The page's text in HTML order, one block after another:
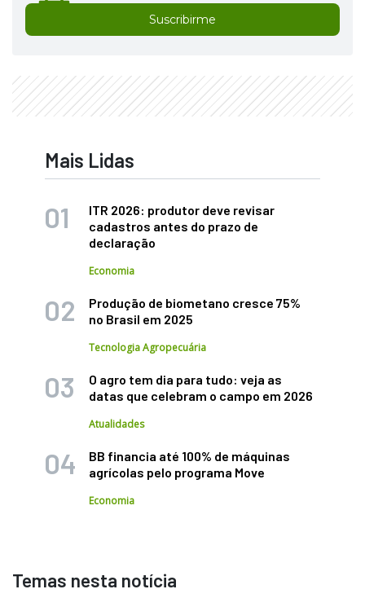
Suscribirme
Mais Lidas
ITR 2026: produtor deve revisar
cadastros antes do prazo de
declaração
Economia
Produção de biometano cresce 75%
no Brasil em 2025
Tecnologia Agropecuária
O agro tem dia para tudo: veja as
datas que celebram o campo em 2026
Atualidades
BB financia até 100% de máquinas
agrícolas pelo programa Move
Economia
Temas nesta notícia